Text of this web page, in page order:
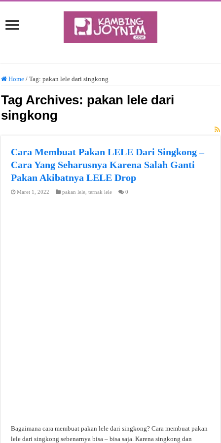
Home / Tag:pakan lele dari singkong
Tag Archives: pakan lele dari
singkong
Cara Membuat Pakan LELE Dari Singkong –
Cara Yang Seharusnya Karena Salah Ganti
Pakan Akibatnya LELE Drop
Maret 1, 2022 pakan lele ,ternak lele 0
Bagaimana cara membuat pakan lele dari singkong? Cara membuat pakan
lele dari singkong sebenarnya bisa – bisa saja. Karena singkong dan